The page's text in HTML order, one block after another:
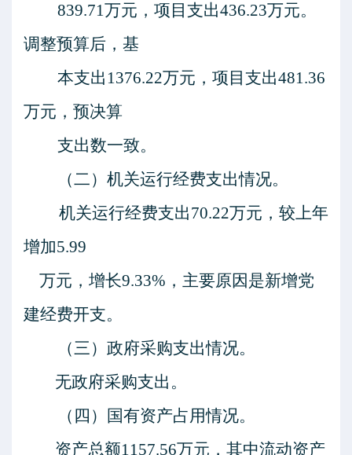
839.71万元，项目支出436.23万元。
调整预算后，基
本支出 1376.22万元，项目支出481.36
万元，预决算
支出数一致。
（二） 机关运行经费支出情况。
机关运行经费支出70.22万元，较上年
增加5.99
万元，增长9.33%，主要原因是新增党
建经费开支。
（三） 政府采购支出情况。
无政府采购支出。
（四）
国有资产占用情况。
资产总额1157.56万元，其中流动资产